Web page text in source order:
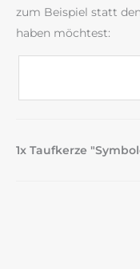
zum Beispiel statt
haben möchtest:
1x Taufkerze